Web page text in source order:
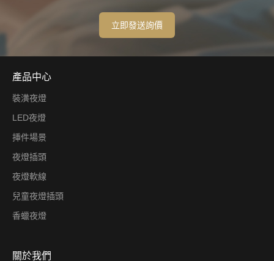
產品中心
裝潢夜燈
LED夜燈
挿件場景
夜燈插頭
夜燈軟線
兒童夜燈插頭
香蠟夜燈
關於我們